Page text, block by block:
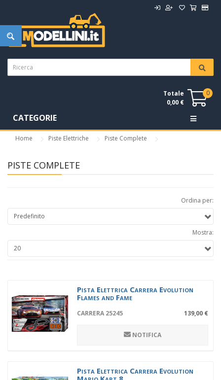
0
Totale
0,00 €
CATEGORIE
Home Piste Elettriche Piste Complete
PISTE COMPLETE
Ordina per:
Mostra:
Pista Elettrica Carrera Evolution
Flames and Fame
CARRERA 25245 139,00 €
NOTIFICA
Pista Elettrica Carrera Evolution